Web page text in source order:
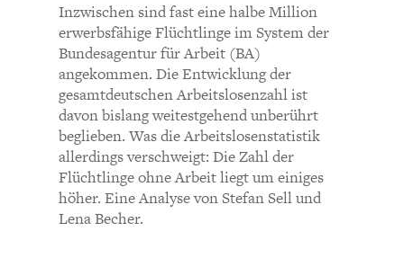
NEWSLETTER
ÜBER UNS
SUCHE
ABO/LOGIN
BODEN
CHARTBOOK
Inzwischen sind fast eine halbe Million
erwerbsfähige Flüchtlinge im System der
Bundesagentur für Arbeit (BA)
angekommen. Die Entwicklung der
gesamtdeutschen Arbeitslosenzahl ist
davon bislang weitestgehend unberührt
beglieben. Was die Arbeitslosenstatistik
allerdings verschweigt: Die Zahl der
Flüchtlinge ohne Arbeit liegt um einiges
höher. Eine Analyse von Stefan Sell und
Lena Becher.
KOMMENTIEREN (VIA EMAIL)
Richtlinien
Bisher noch kein Kommentar.